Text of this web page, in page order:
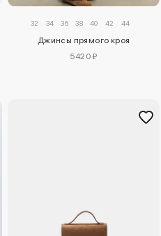
32 34 36 38 40 42 44
Джинсы прямого кроя
5420 ₽